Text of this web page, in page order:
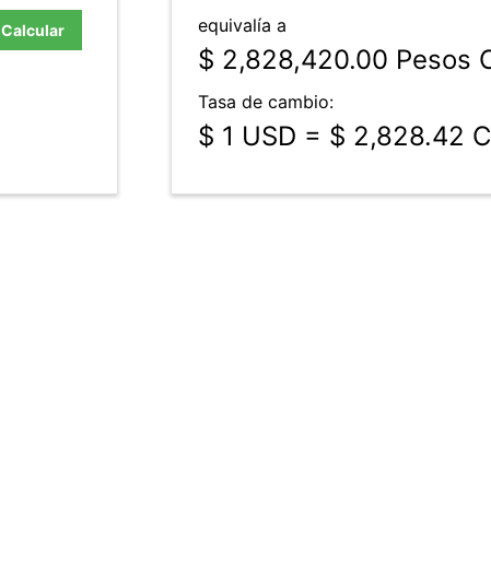
Calcular equivalía a
$ 2,828,420.00 Pesos
Tasa de cambio:
$ 1 USD = $ 2,828.42